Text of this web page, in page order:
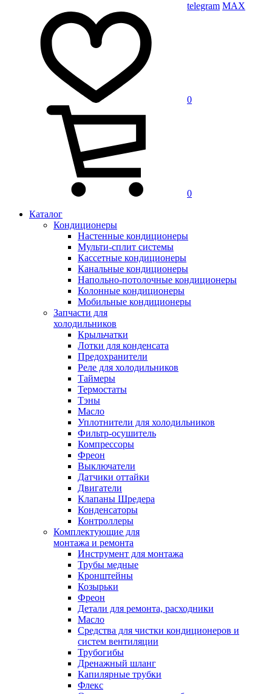
telegram MAX
0
0
Каталог
Кондиционеры
Настенные кондиционеры
Мульти-сплит системы
Кассетные кондиционеры
Канальные кондиционеры
Напольно-потолочные кондиционеры
Колонные кондиционеры
Мобильные кондиционеры
Запчасти для
холодильников
Крыльчатки
Лотки для конденсата
Предохранители
Реле для холодильников
Таймеры
Термостаты
Тэны
Масло
Уплотнители для холодильников
Фильтр-осушитель
Компрессоры
Фреон
Выключатели
Датчики оттайки
Двигатели
Клапаны Шредера
Конденсаторы
Контроллеры
Комплектующие для
монтажа и ремонта
Инструмент для монтажа
Трубы медные
Кронштейны
Козырьки
Фреон
Детали для ремонта, расходники
Масло
Средства для чистки кондиционеров и
систем вентиляции
Трубогибы
Дренажный шланг
Капилярные трубки
Флекс